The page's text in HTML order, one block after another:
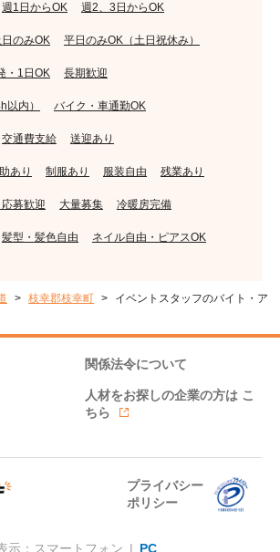
週1日からOK 週2、3日からOK
のみOK 平日のみOK（土日祝休み）
・1日OK 長期歓迎
内） バイク・車通勤OK
交通費支給 送迎あり
あり 制服あり 服装自由 残業あり
募歓迎 大量募集 冷暖房完備
髪型・髪色自由 ネイル自由・ピアスOK
枝幸郡枝幸町
イベントスタッフのバイト・ア
関係法令について
人材をお探しの企業の方は こ
ちら
プライバシー
ポリシー
示：スマートフォン | PC